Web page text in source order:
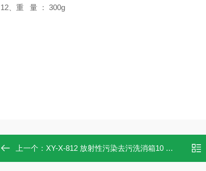
12、 重 量 ： 300g
上一个： XY-X-812 放射性污染去污洗消箱10 人份装